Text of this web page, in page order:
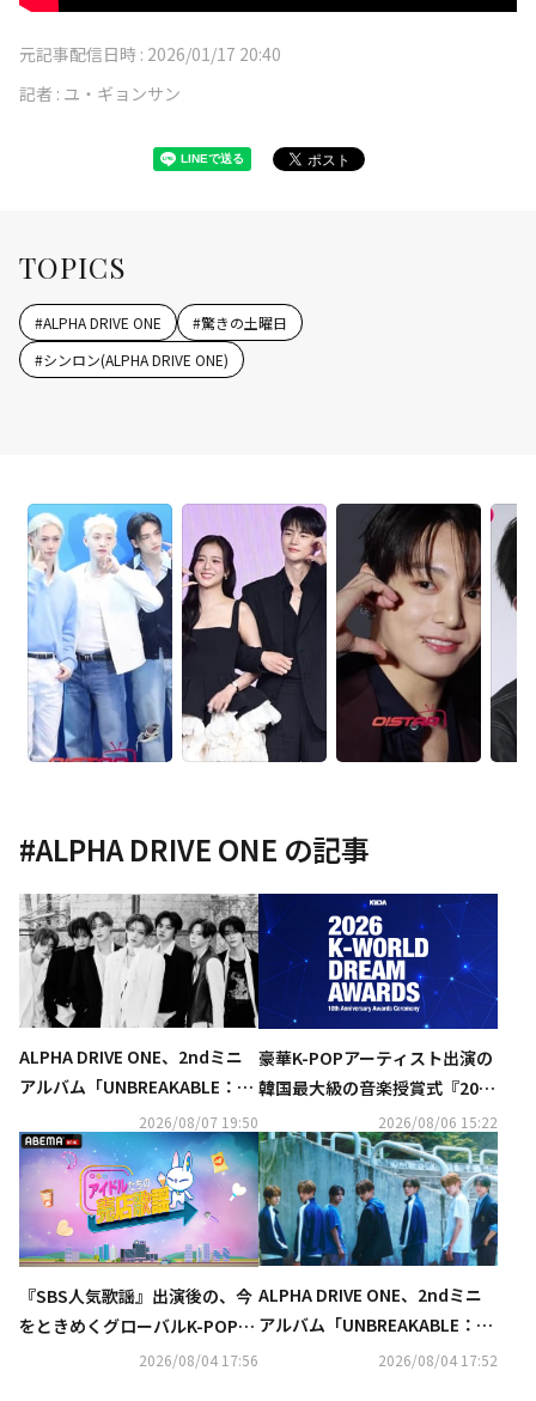
元記事配信日時 : 2026/01/17 20:40
記者 : ユ・ギョンサン
TOPICS
#ALPHA DRIVE ONE #驚きの土曜日
#シンロン(ALPHA DRIVE ONE)
#ALPHA DRIVE ONE の記事
ALPHA DRIVE ONE、2ndミニ
アルバム「UNBREAKABLE：少
年BEAST」コンセプトフォト＆
フィルム公開
2026/08/07 19:50
豪華K-POPアーティスト出演の
韓国最大級の音楽授賞式『2026
K-WORLD DREAM AWARDS』8
月27日にU-NEXTが日本独占で
見放題ライブ配信
2026/08/06 15:22
『SBS人気歌謡』出演後の、今
をときめくグローバルK-POPア
ーティストたちが週替わりで登
2026/08/04 17:56
ALPHA DRIVE ONE、2ndミニ
アルバム「UNBREAKABLE：少
年BEAST」ポスターを公開
2026/08/04 17:52